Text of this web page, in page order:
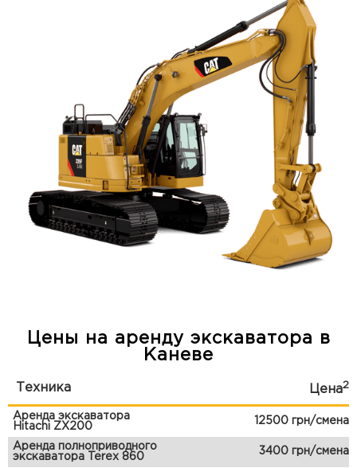
Цены на аренду экскаватора в
Каневе
Техника Цена2
Аренда экскаватора
Hitachi ZX200
12500 грн/смена
Аренда полноприводного
экскаватора Terex 860
3400 грн/смена